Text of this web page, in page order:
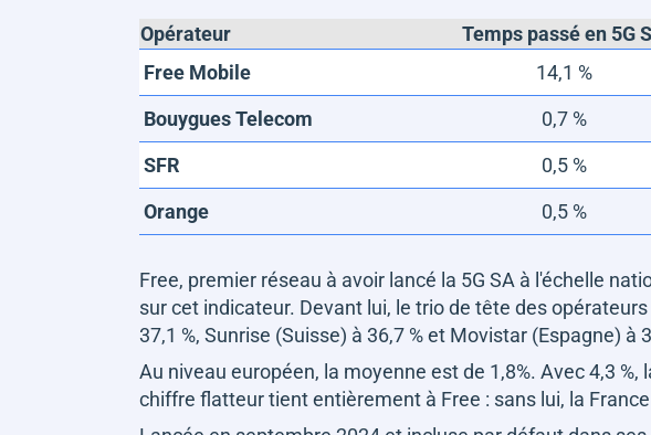
Opérateur
Temps passé en 5G
Free Mobile
14,1 %
Bouygues Telecom
0,7 %
SFR
0,5 %
Orange
0,5 %
Free, premier réseau à avoir lancé la 5G SA à l'échelle
sur cet indicateur. Devant lui, le trio de tête des
37,1 %, Sunrise (Suisse) à 36,7 % et Movistar (Espagne) à
Au niveau européen, la moyenne est de 1,8%. Avec 4,3
chiffre flatteur tient entièrement à Free : sans lui, la